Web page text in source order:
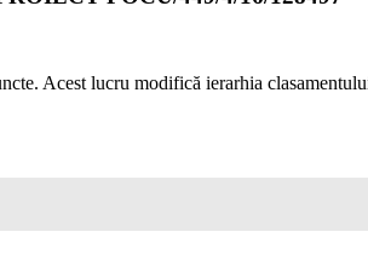
Acest lucru modifică ierarhia